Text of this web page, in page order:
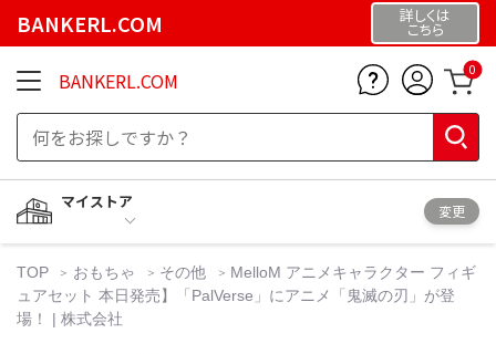
BANKERL.COM 詳しくは
こちら
BANKERL.COM 0
マイストア
変更
TOP おもちゃ その他
MelloM アニメキャラクター フィギ
ュアセット 本日発売】「PalVerse」にアニメ「鬼滅の刃」が登
場！ | 株式会社